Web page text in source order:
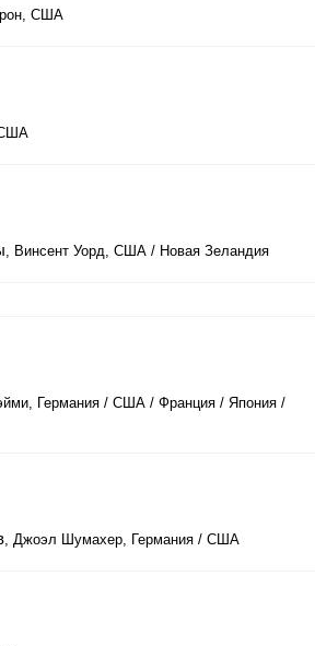
США
, Винсент Уорд, США / Новая Зеландия
Германия / США / Франция / Япония /
, Джоэл Шумахер, Германия / США